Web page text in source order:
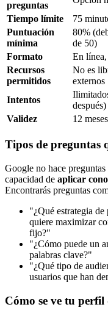
preguntas
Tiempo límite
75
Puntuación
mínima
80%
de 50)
Formato
En
Recursos
permitidos
No es
externos
Intentos
después)
Validez
12
Tipos de preguntas
Google no hace
capacidad de aplicar
Encontrarás preguntas
"¿Qué estrategia
quiere maximizar
fijo?"
"¿Cómo puede un
palabras clave?"
"¿Qué tipo de
usuarios que han
Cómo se ve tu perfil